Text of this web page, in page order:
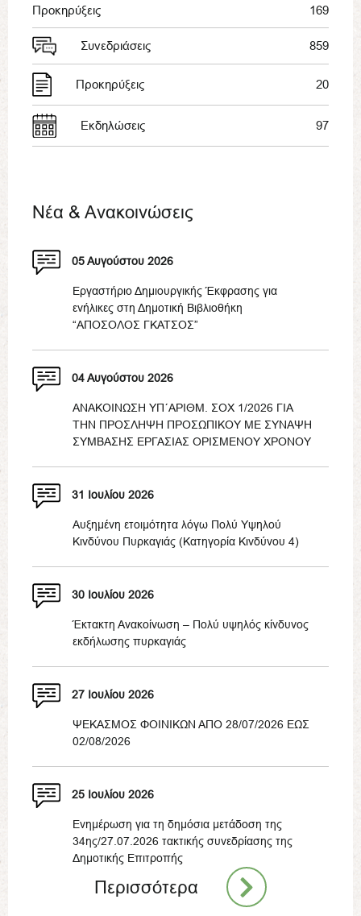
Προκηρύξεις 169
Συνεδριάσεις 859
Προκηρύξεις 20
Εκδηλώσεις 97
Νέα & Ανακοινώσεις
05 Αυγούστου 2026
Εργαστήριο Δημιουργικής Έκφρασης για
ενήλικες στη Δημοτική Βιβλιοθήκη
“ΑΠΟΣΟΛΟΣ ΓΚΑΤΣΟΣ”
04 Αυγούστου 2026
ΑΝΑΚΟΙΝΩΣΗ ΥΠ΄ΑΡΙΘΜ. ΣΟΧ 1/2026 ΓΙΑ
ΤΗΝ ΠΡΟΣΛΗΨΗ ΠΡΟΣΩΠΙΚΟΥ ΜΕ ΣΥΝΑΨΗ
ΣΥΜΒΑΣΗΣ ΕΡΓΑΣΙΑΣ ΟΡΙΣΜΕΝΟΥ ΧΡΟΝΟΥ
31 Ιουλίου 2026
Αυξημένη ετοιμότητα λόγω Πολύ Υψηλού
Κινδύνου Πυρκαγιάς (Κατηγορία Κινδύνου 4)
30 Ιουλίου 2026
Έκτακτη Ανακοίνωση – Πολύ υψηλός κίνδυνος
εκδήλωσης πυρκαγιάς
27 Ιουλίου 2026
ΨΕΚΑΣΜΟΣ ΦΟΙΝΙΚΩΝ ΑΠΟ 28/07/2026 ΕΩΣ
02/08/2026
25 Ιουλίου 2026
Ενημέρωση για τη δημόσια μετάδοση της
34ης/27.07.2026 τακτικής συνεδρίασης της
Δημοτικής Επιτροπής
Περισσότερα